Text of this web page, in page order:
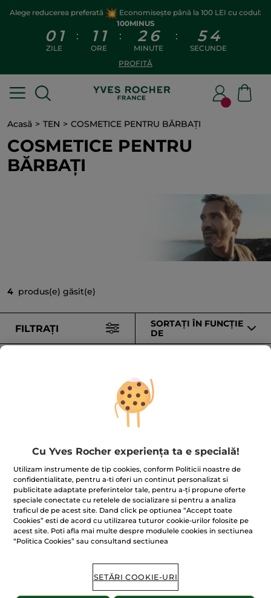
Alege reducerea preferată
Economisește până la 100 LEI cu codul:
100MINUS
0 1
ZILE
: 1 1
ORE
: 2 6
MINUTE
: 5 3
SECUNDE
PROFITĂ
Acasă TEN COSMETICE PENTRU BĂRBAȚI
COSMETICE PENTRU
BĂRBAȚI
4 produs(e) găsit(e)
FILTRAȚI
SORTAȚI ÎN FUNCȚIE
DE
Set Îngrijire Masculină
75.00 Lei 103.90 Lei
Spumă de ras
200 ml
(346)
239.50 Lei / 1l
47.90 Lei
-26%
Cu Yves Rocher experiența ta e specială!
Utilizam instrumente de tip cookies, conform Politicii noastre de
confidentialitate, pentru a-ti oferi un continut personalizat si
publicitate adaptate preferintelor tale, pentru a-ți propune oferte
speciale conectate cu retelele de socializare si pentru a analiza
traficul de pe acest site. Dand click pe optiunea “Accept toate
Cookies” esti de acord cu utilizarea tuturor cookie-urilor folosite pe
acest site. Poti afla mai multe despre modulele cookies in sectiunea
“Politica Cookies” sau consultand sectiunea
SETĂRI COOKIE-URI